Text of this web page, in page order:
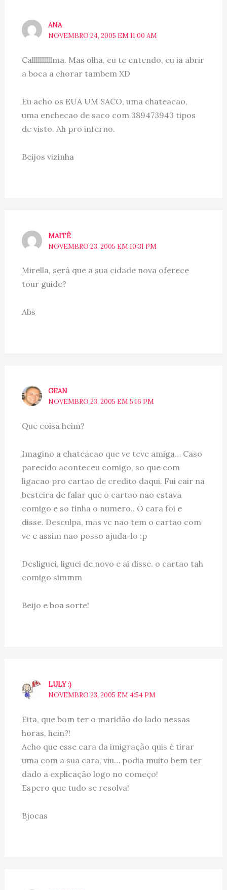
ANA
NOVEMBRO 24, 2005 EM 11:00 AM
Callllllllllma. Mas olha, eu te entendo, eu ia abrir
a boca a chorar tambem XD
Eu acho os EUA UM SACO, uma chateacao,
uma enchecao de saco com 389473943 tipos
de visto. Ah pro inferno.
Beijos vizinha
MAITÊ
NOVEMBRO 23, 2005 EM 10:31 PM
Mirella, será que a sua cidade nova oferece
tour guide?
Abs
GEAN
NOVEMBRO 23, 2005 EM 5:16 PM
Que coisa heim?
Imagino a chateacao que vc teve amiga… Caso
parecido aconteceu comigo, so que com
ligacao pro cartao de credito daqui. Fui cair na
besteira de falar que o cartao nao estava
comigo e so tinha o numero.. O cara foi e
disse. Desculpa, mas vc nao tem o cartao com
vc e assim nao posso ajuda-lo :p
Desliguei, liguei de novo e ai disse. o cartao tah
comigo simmm
Beijo e boa sorte!
LULY :)
NOVEMBRO 23, 2005 EM 4:54 PM
Eita, que bom ter o maridão do lado nessas
horas, hein?!
Acho que esse cara da imigração quis é tirar
uma com a sua cara, viu… podia muito bem ter
dado a explicação logo no começo!
Espero que tudo se resolva!
Bjocas